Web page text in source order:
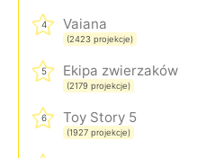
4 Vaiana
(2423 projekcje)
5 Ekipa zwierzaków
(2179 projekcje)
6 Toy Story 5
(1927 projekcje)